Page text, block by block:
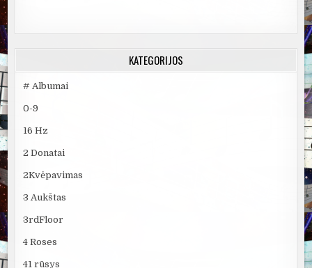
KATEGORIJOS
# Albumai
0-9
16 Hz
2 Donatai
2Kvėpavimas
3 Aukštas
3rdFloor
4 Roses
41 rūsys